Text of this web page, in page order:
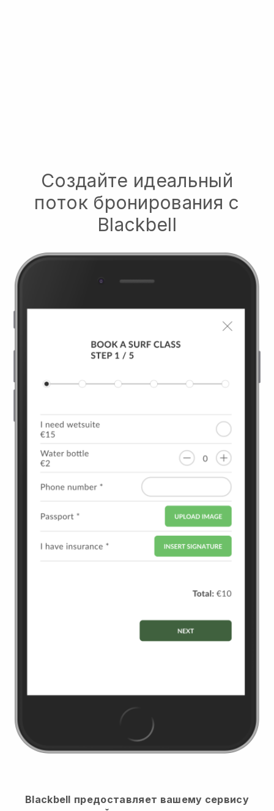
Создайте идеальный
поток бронирования с
Blackbell
Blackbell предоставляет вашему сервису